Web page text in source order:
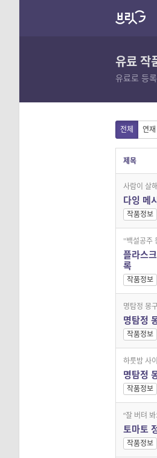
유료 작
유료로 등
전체 연재
제목
사람이 살
다잉 메
작품정보
"백설공주
플라스
록
작품정보
명탐정 몽
명탐정
작품정보
하룻밤 사
명탐정
작품정보
“잘 버텨
토마토
작품정보